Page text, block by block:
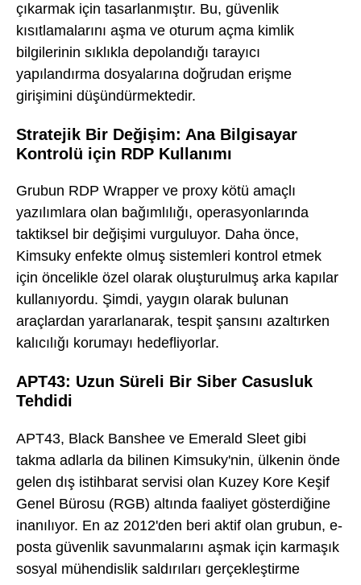
çıkarmak için tasarlanmıştır. Bu, güvenlik
kısıtlamalarını aşma ve oturum açma kimlik
bilgilerinin sıklıkla depolandığı tarayıcı
yapılandırma dosyalarına doğrudan erişme
girişimini düşündürmektedir.
Stratejik Bir Değişim: Ana Bilgisayar
Kontrolü için RDP Kullanımı
Grubun RDP Wrapper ve proxy kötü amaçlı
yazılımlara olan bağımlılığı, operasyonlarında
taktiksel bir değişimi vurguluyor. Daha önce,
Kimsuky enfekte olmuş sistemleri kontrol etmek
için öncelikle özel olarak oluşturulmuş arka kapılar
kullanıyordu. Şimdi, yaygın olarak bulunan
araçlardan yararlanarak, tespit şansını azaltırken
kalıcılığı korumayı hedefliyorlar.
APT43: Uzun Süreli Bir Siber Casusluk
Tehdidi
APT43, Black Banshee ve Emerald Sleet gibi
takma adlarla da bilinen Kimsuky'nin, ülkenin önde
gelen dış istihbarat servisi olan Kuzey Kore Keşif
Genel Bürosu (RGB) altında faaliyet gösterdiğine
inanılıyor. En az 2012'den beri aktif olan grubun, e-
posta güvenlik savunmalarını aşmak için karmaşık
sosyal mühendislik saldırıları gerçekleştirme